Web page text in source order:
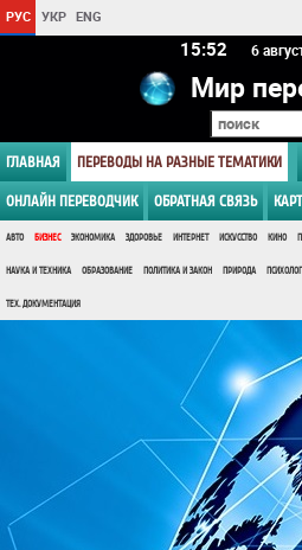
РУС УКР ENG
15 52 6
Мир
ГЛАВНАЯ ПЕРЕВОДЫ НА РАЗНЫЕ ТЕМАТИКИ
ОНЛАЙН ПЕРЕВОДЧИК ОБРАТНАЯ СВЯЗЬ
АВТО БИЗНЕС ЭКОНОМИКА ЗДОРОВЬЕ ИНТЕРНЕТ ИСКУССТВО КИНО
НАУКА И ТЕХНИКА ОБРАЗОВАНИЕ ПОЛИТИКА И ЗАКОН ПРИРОДА
ТЕХ. ДОКУМЕНТАЦИЯ